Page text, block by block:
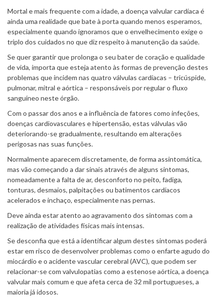
Mortal e mais frequente com a idade, a doença valvular cardíaca é
ainda uma realidade que bate à porta quando menos esperamos,
especialmente quando ignoramos que o envelhecimento exige o
triplo dos cuidados no que diz respeito à manutenção da saúde.
Se quer garantir que prolonga o seu bater de coração e qualidade
de vida, importa que esteja atento às formas de prevenção destes
problemas que incidem nas quatro válvulas cardíacas – tricúspide,
pulmonar, mitral e aórtica – responsáveis por regular o fluxo
sanguíneo neste órgão.
Com o passar dos anos e a influência de fatores como infeções,
doenças cardiovasculares e hipertensão, estas válvulas vão
deteriorando-se gradualmente, resultando em alterações
perigosas nas suas funções.
Normalmente aparecem discretamente, de forma assintomática,
mas vão começando a dar sinais através de alguns sintomas,
nomeadamente a falta de ar, desconforto no peito, fadiga,
tonturas, desmaios, palpitações ou batimentos cardíacos
acelerados e inchaço, especialmente nas pernas.
Deve ainda estar atento ao agravamento dos sintomas com a
realização de atividades físicas mais intensas.
Se desconfia que está a identificar algum destes sintomas poderá
estar em risco de desenvolver problemas como o enfarte agudo do
miocárdio e o acidente vascular cerebral (AVC), que podem ser
relacionar-se com valvulopatias como a estenose aórtica, a doença
valvular mais comum e que afeta cerca de 32 mil portugueses, a
maioria já idosos.